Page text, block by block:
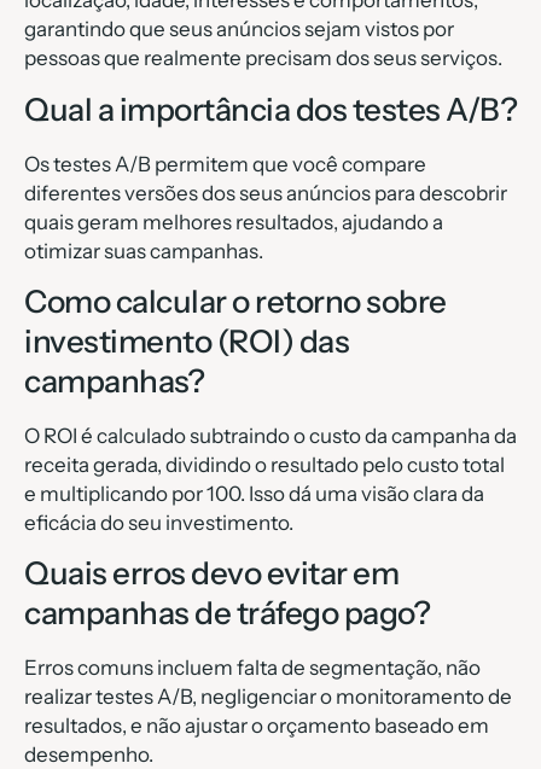
garantindo que seus anúncios sejam vistos por
pessoas que realmente precisam dos seus serviços.
Qual a importância dos testes A/B?
Os testes A/B permitem que você compare
diferentes versões dos seus anúncios para descobrir
quais geram melhores resultados, ajudando a
otimizar suas campanhas.
Como calcular o retorno sobre
investimento (ROI) das
campanhas?
O ROI é calculado subtraindo o custo da campanha da
receita gerada, dividindo o resultado pelo custo total
e multiplicando por 100. Isso dá uma visão clara da
eficácia do seu investimento.
Quais erros devo evitar em
campanhas de tráfego pago?
Erros comuns incluem falta de segmentação, não
realizar testes A/B, negligenciar o monitoramento de
resultados, e não ajustar o orçamento baseado em
desempenho.